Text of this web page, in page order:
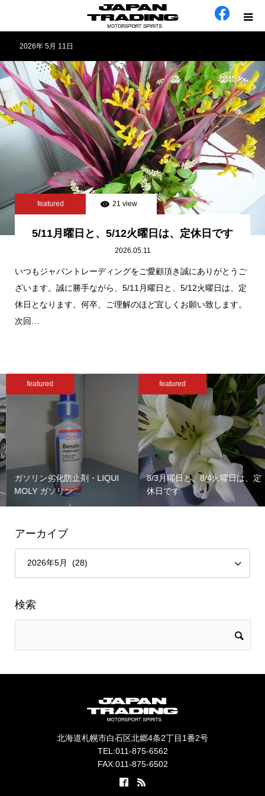
2026年 5月 11日
featured 21 view
5/11月曜日と、5/12火曜日は、定休日です
2026.05.11
いつもジャパントレーディングをご愛顧頂き誠にありがとうご
ざいます。誠に勝手ながら、5/11月曜日と、5/12火曜日は、定
休日となります。何卒、ご理解のほど宜しくお願い致します。
次回…
featured
ガソリン劣化防止剤・LIQUI
MOLY ガソリン…
featured
8/3月曜日と、8/4火曜日は、定
休日です
アーカイブ
検索
北海道札幌市白石区北郷4条2丁目1番2号
TEL:011-875-6562
FAX:011-875-6502
ホーム
在庫車
会社概要
カテゴリー
工場日誌